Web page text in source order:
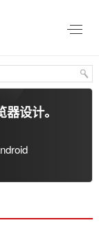
器设计。